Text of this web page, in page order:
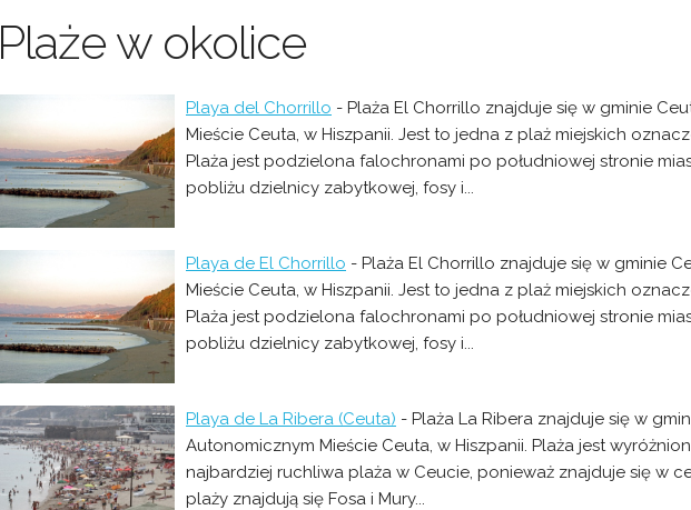
Plaże w okolice
Playa del Chorrillo - Plaża El Chorrillo znajduje się w gminie
Mieście Ceuta, w Hiszpanii. Jest to jedna z plaż miejskich
Plaża jest podzielona falochronami po południowej stronie
pobliżu dzielnicy zabytkowej, fosy i...
Playa de El Chorrillo - Plaża El Chorrillo znajduje się w gminie
Mieście Ceuta, w Hiszpanii. Jest to jedna z plaż miejskich
Plaża jest podzielona falochronami po południowej stronie
pobliżu dzielnicy zabytkowej, fosy i...
Playa de La Ribera (Ceuta) - Plaża La Ribera znajduje się w
Autonomicznym Mieście Ceuta, w Hiszpanii. Plaża jest
najbardziej ruchliwa plaża w Ceucie, ponieważ znajduje się w
plaży znajdują się Fosa i Mury...